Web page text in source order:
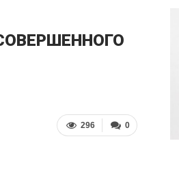
0
296